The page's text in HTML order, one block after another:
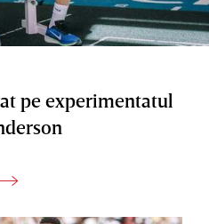
pe experimentatul